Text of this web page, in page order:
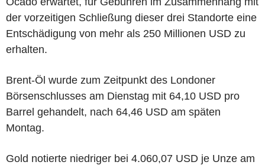
der vorzeitigen Schließung dieser drei Standorte eine
Entschädigung von mehr als 250 Millionen USD zu
erhalten.
Brent-Öl wurde zum Zeitpunkt des Londoner
Börsenschlusses am Dienstag mit 64,10 USD pro
Barrel gehandelt, nach 64,46 USD am späten
Montag.
Gold notierte niedriger bei 4.060,07 USD je Unze am